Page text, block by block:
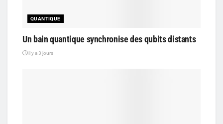
QUANTIQUE
Un bain quantique synchronise des qubits distants
il y a 3 jours